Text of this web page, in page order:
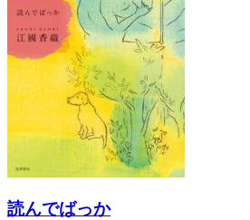
読んでばっか